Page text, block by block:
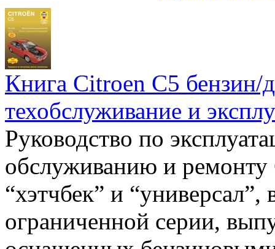
Книга Citroen C5 бензин/
техобслуживание и
Руководство по
обслуживанию и ремонту
“хэтчбек” и
ограниченной серии,